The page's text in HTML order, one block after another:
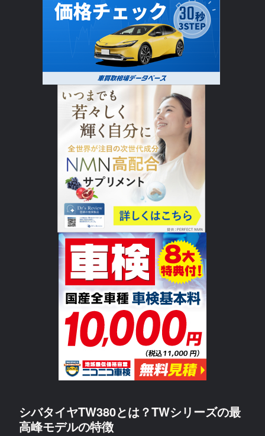
シバタイヤTW380とは？TWシリーズの最
高峰モデルの特徴